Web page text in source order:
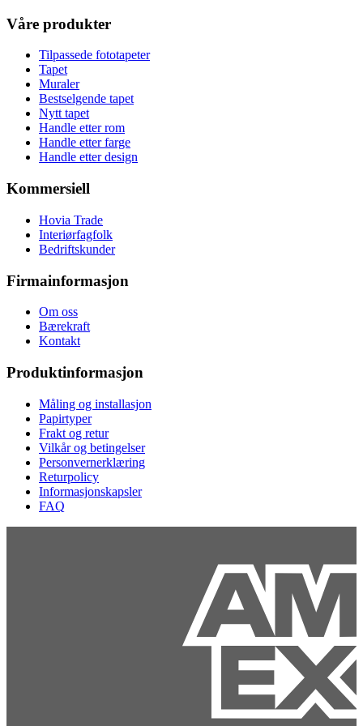
Våre produkter
Tilpassede fototapeter
Tapet
Muraler
Bestselgende tapet
Nytt tapet
Handle etter rom
Handle etter farge
Handle etter design
Kommersiell
Hovia Trade
Interiørfagfolk
Bedriftskunder
Firmainformasjon
Om oss
Bærekraft
Kontakt
Produktinformasjon
Måling og installasjon
Papirtyper
Frakt og retur
Vilkår og betingelser
Personvernerklæring
Returpolicy
Informasjonskapsler
FAQ